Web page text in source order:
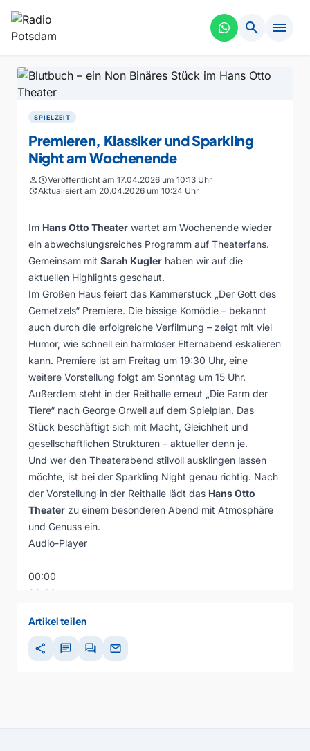
search menu
SPIELZEIT
Premieren, Klassiker und Sparkling
Night am Wochenende
personscheduleVeröffentlicht am 17.04.2026 um 10:13 Uhr
updateAktualisiert am 20.04.2026 um 10:24 Uhr
Im Hans Otto Theater wartet am Wochenende wieder
ein abwechslungsreiches Programm auf Theaterfans.
Gemeinsam mit Sarah Kugler haben wir auf die
aktuellen Highlights geschaut.
Im Großen Haus feiert das Kammerstück „Der Gott des
Gemetzels“ Premiere. Die bissige Komödie – bekannt
auch durch die erfolgreiche Verfilmung – zeigt mit viel
Humor, wie schnell ein harmloser Elternabend eskalieren
kann. Premiere ist am Freitag um 19:30 Uhr, eine
weitere Vorstellung folgt am Sonntag um 15 Uhr.
Außerdem steht in der Reithalle erneut „Die Farm der
Tiere“ nach George Orwell auf dem Spielplan. Das
Stück beschäftigt sich mit Macht, Gleichheit und
gesellschaftlichen Strukturen – aktueller denn je.
Und wer den Theaterabend stilvoll ausklingen lassen
möchte, ist bei der Sparkling Night genau richtig. Nach
der Vorstellung in der Reithalle lädt das Hans Otto
Theater zu einem besonderen Abend mit Atmosphäre
und Genuss ein.
Audio-Player
00:00
00:00
Artikel teilen
share chat forum mail